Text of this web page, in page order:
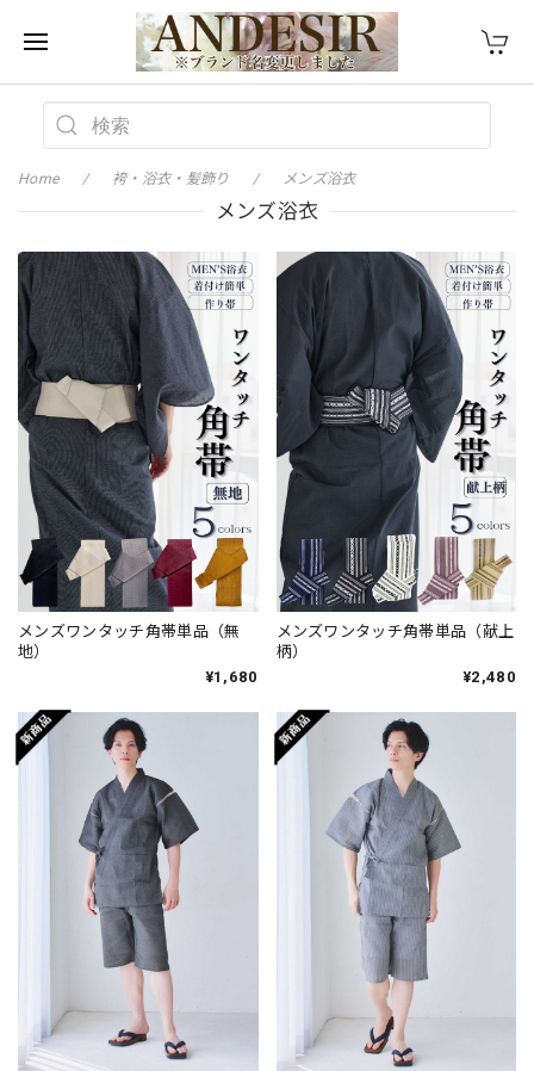
Home 袴・浴衣・髪飾り メンズ浴衣
メンズ浴衣
メンズワンタッチ角帯単品（無
地）
¥1,680
メンズワンタッチ角帯単品（献上
柄）
¥2,480